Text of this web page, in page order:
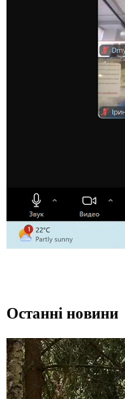
Останні новини